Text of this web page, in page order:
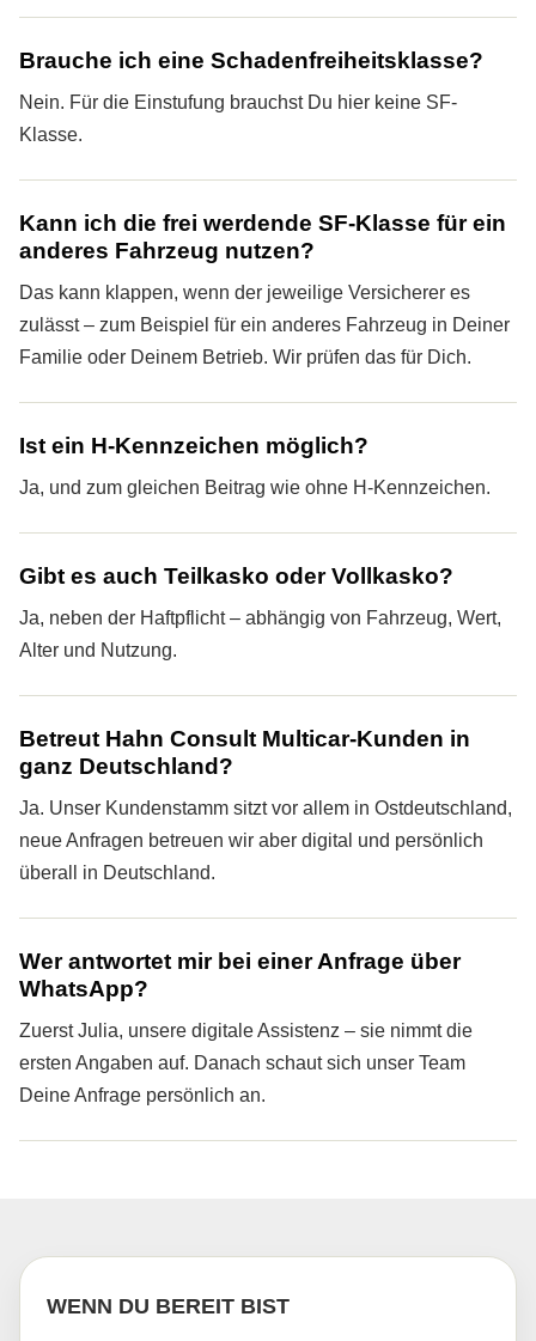
Brauche ich eine Schadenfreiheitsklasse?
Nein. Für die Einstufung brauchst Du hier keine SF-
Klasse.
Kann ich die frei werdende SF-Klasse für ein
anderes Fahrzeug nutzen?
Das kann klappen, wenn der jeweilige Versicherer es
zulässt – zum Beispiel für ein anderes Fahrzeug in Deiner
Familie oder Deinem Betrieb. Wir prüfen das für Dich.
Ist ein H-Kenn­zeichen möglich?
Ja, und zum gleichen Beitrag wie ohne H-Kenn­zeichen.
Gibt es auch Teilkasko oder Vollkasko?
Ja, neben der Haft­pflicht – abhängig von Fahrzeug, Wert,
Alter und Nutzung.
Betreut Hahn Consult Multicar-Kunden in
ganz Deutschland?
Ja. Unser Kundenstamm sitzt vor allem in Ostdeutschland,
neue Anfragen betreuen wir aber digital und persönlich
überall in Deutschland.
Wer antwortet mir bei einer Anfrage über
WhatsApp?
Zuerst Julia, unsere digitale Assistenz – sie nimmt die
ersten Angaben auf. Danach schaut sich unser Team
Deine Anfrage persönlich an.
WENN DU BEREIT BIST